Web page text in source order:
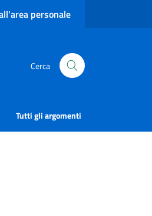
personale
Cerca
Tutti gli argomenti